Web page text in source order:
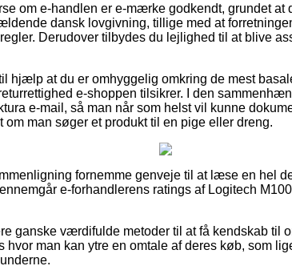
om e-handlen er e-mærke godkendt, grundet
dansk lovgivning, tillige med at
Derudover tilbydes du lejlighed til at blive
hjælp at du er omhyggelig omkring de mest
e-shoppen tilsikrer. I den
e-mail, så man når som helst vil kunne
man søger et produkt til en pige eller dreng.
fornemme genveje til at læse en hel
e-forhandlerens ratings af Logitech
ganske værdifulde metoder til at få kendskab til
hvor man kan ytre en omtale af deres køb, som